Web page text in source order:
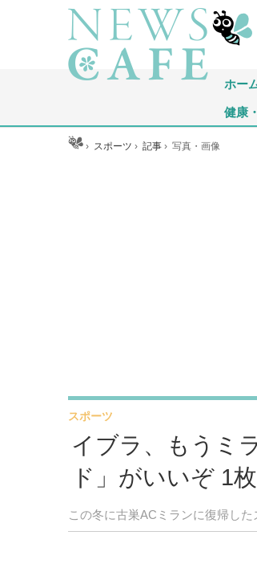
ホー
健康
ホーム › スポーツ ›記事 ›写真・画像
イブラ、もうミ
ド」がいいぞ 1
この冬に古巣ACミランに復帰し
スポーツ